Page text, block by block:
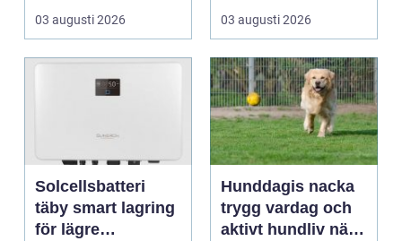
rum som bara fungerar
och et...
03 augusti 2026
R&aum...
03 augusti 2026
Solcellsbatteri
täby smart lagring
för lägre
Hunddagis nacka
trygg vardag och
aktivt hundliv nära